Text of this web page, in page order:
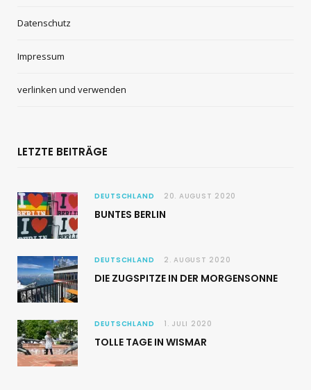
Datenschutz
Impressum
verlinken und verwenden
LETZTE BEITRÄGE
DEUTSCHLAND 20. AUGUST 2020
BUNTES BERLIN
DEUTSCHLAND 2. AUGUST 2020
DIE ZUGSPITZE IN DER MORGENSONNE
DEUTSCHLAND 1. JULI 2020
TOLLE TAGE IN WISMAR